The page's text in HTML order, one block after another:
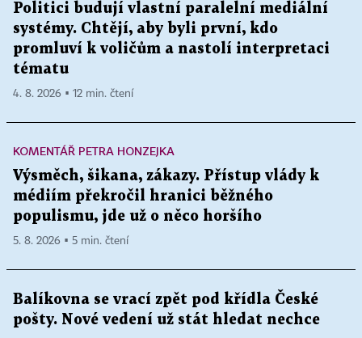
Politici budují vlastní paralelní mediální
systémy. Chtějí, aby byli první, kdo
promluví k voličům a nastolí interpretaci
tématu
4. 8. 2026 ▪ 12 min. čtení
KOMENTÁŘ PETRA HONZEJKA
Výsměch, šikana, zákazy. Přístup vlády k
médiím překročil hranici běžného
populismu, jde už o něco horšího
5. 8. 2026 ▪ 5 min. čtení
Balíkovna se vrací zpět pod křídla České
pošty. Nové vedení už stát hledat nechce